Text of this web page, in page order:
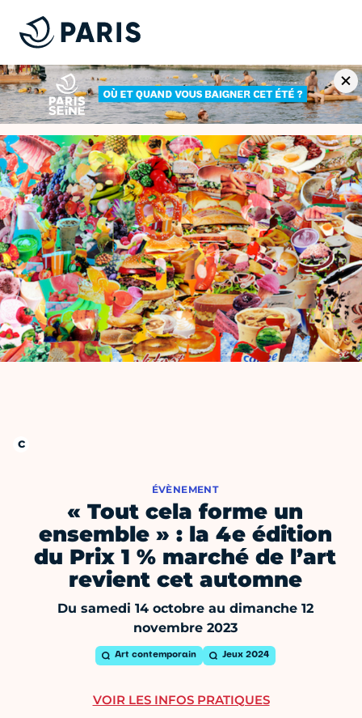
ÉVÈNEMENT
« Tout cela forme un
ensemble » : la 4e édition
du Prix 1 % marché de l’art
revient cet automne
Du samedi 14 octobre au dimanche 12
novembre 2023
Art contemporain Jeux 2024
VOIR LES INFOS PRATIQUES